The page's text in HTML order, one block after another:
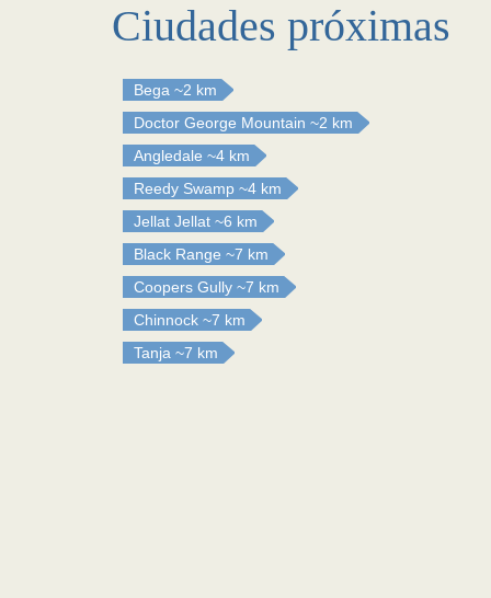
Ciudades próximas
Bega ~2 km
Doctor George Mountain ~2 km
Angledale ~4 km
Reedy Swamp ~4 km
Jellat Jellat ~6 km
Black Range ~7 km
Coopers Gully ~7 km
Chinnock ~7 km
Tanja ~7 km